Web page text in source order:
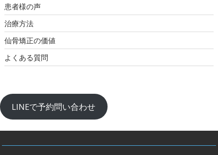
患者様の声
治療方法
仙骨矯正の価値
よくある質問
LINEで予約問い合わせ